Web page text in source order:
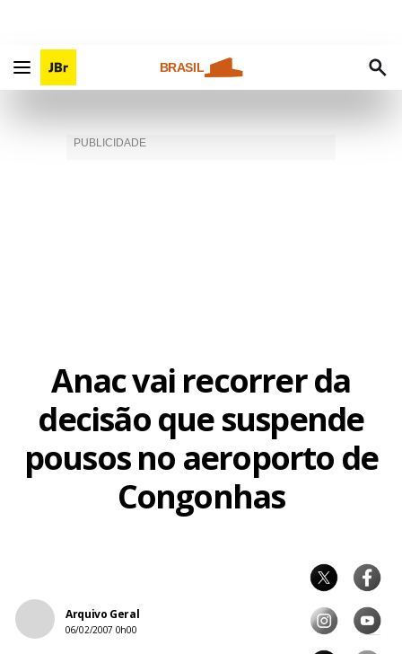
BRASIL
Anac vai recorrer da
decisão que suspende
pousos no aeroporto de
Congonhas
Arquivo Geral
06/02/2007 0h00